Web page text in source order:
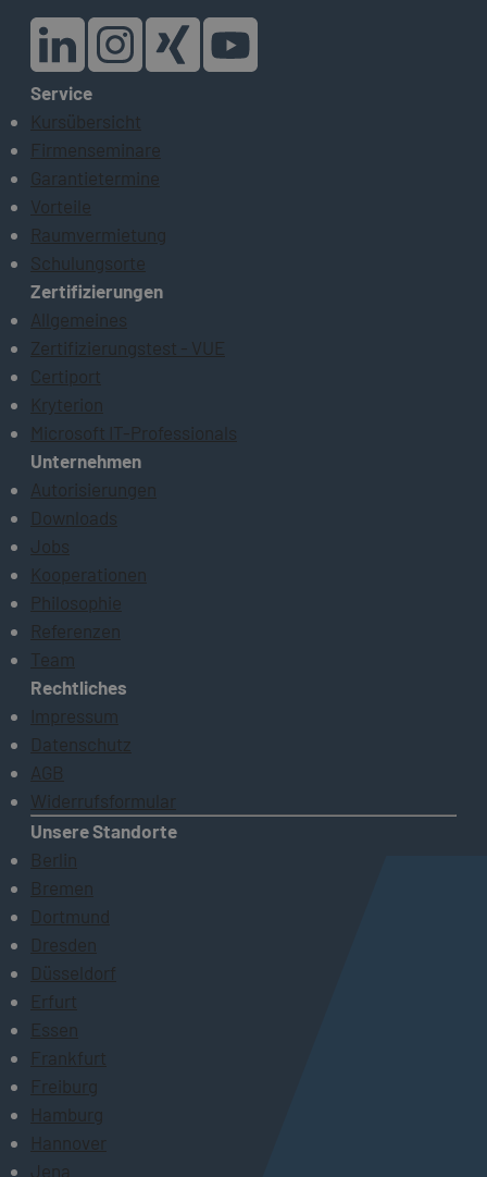
Service
Kursübersicht
Firmenseminare
Garantietermine
Vorteile
Raumvermietung
Schulungsorte
Zertifizierungen
Allgemeines
Zertifizierungstest - VUE
Certiport
Kryterion
Microsoft IT-Professionals
Unternehmen
Autorisierungen
Downloads
Jobs
Kooperationen
Philosophie
Referenzen
Team
Rechtliches
Impressum
Datenschutz
AGB
Widerrufsformular
Unsere Standorte
Berlin
Bremen
Dortmund
Dresden
Düsseldorf
Erfurt
Essen
Frankfurt
Freiburg
Hamburg
Hannover
Jena